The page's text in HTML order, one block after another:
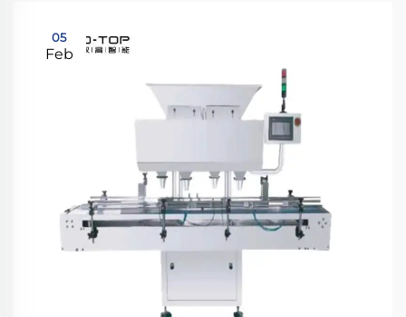
05
Feb